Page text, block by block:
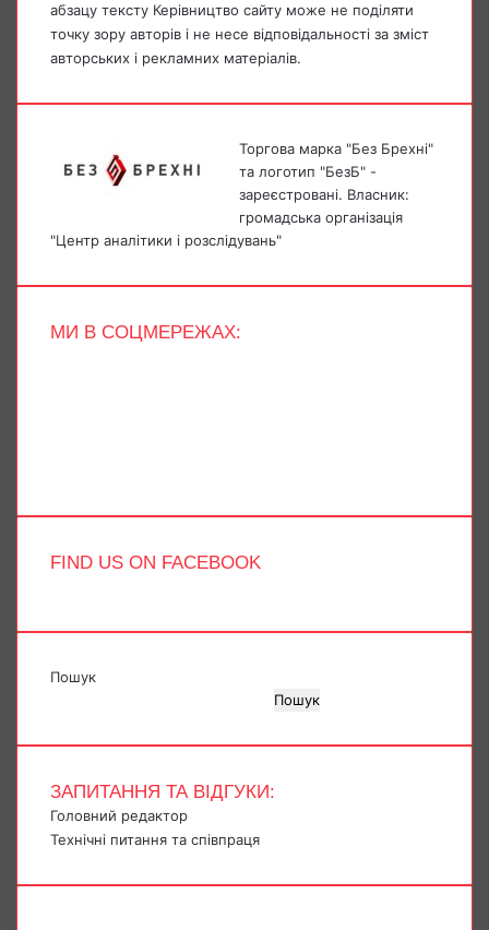
абзацу тексту Керівництво сайту може не поділяти
точку зору авторів і не несе відповідальності за зміст
авторських і рекламних матеріалів.
Торгова марка "Без Брехні"
та логотип "БезБ" -
зареєстровані. Власник:
громадська організація
"Центр аналітики і розслідувань"
МИ В СОЦМЕРЕЖАХ:
FIND US ON FACEBOOK
Пошук
Пошук
ЗАПИТАННЯ ТА ВІДГУКИ:
Головний редактор
Технічні питання та співпраця